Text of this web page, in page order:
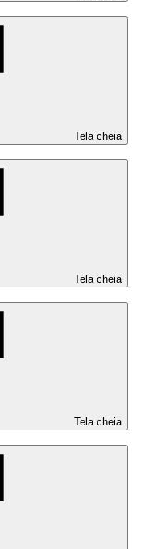
Tela cheia
Tela cheia
Tela cheia